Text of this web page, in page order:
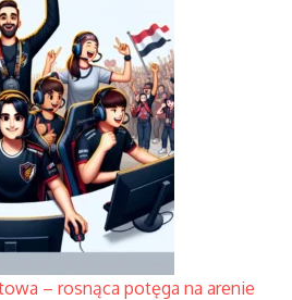
– rosnąca potęga na arenie